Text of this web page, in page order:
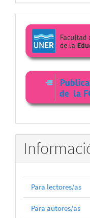
Enlaces
facultad
Para lectores/as
Para autores/as